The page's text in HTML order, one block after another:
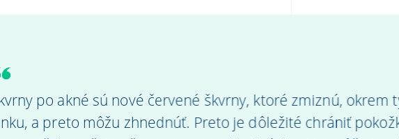
po akné sú nové červené škvrny, ktoré zmiznú, okrem
a preto môžu zhnednúť. Preto je dôležité chrániť